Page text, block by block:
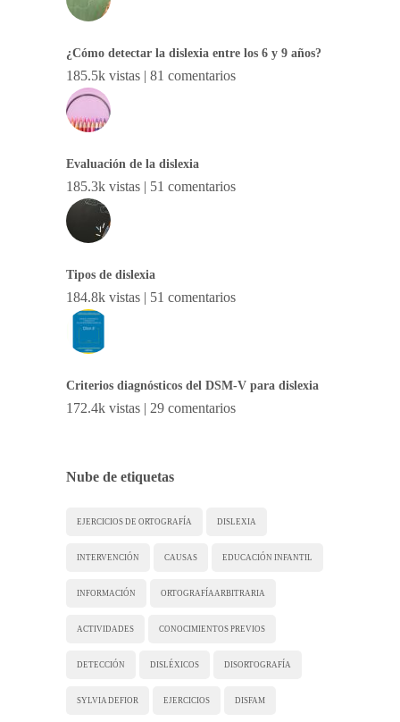
¿Cómo detectar la dislexia entre los 6 y 9 años?
185.5k vistas | 81 comentarios
Evaluación de la dislexia
185.3k vistas | 51 comentarios
Tipos de dislexia
184.8k vistas | 51 comentarios
Criterios diagnósticos del DSM-V para dislexia
172.4k vistas | 29 comentarios
Nube de etiquetas
EJERCICIOS DE ORTOGRAFÍA DISLEXIA
INTERVENCIÓN CAUSAS EDUCACIÓN INFANTIL
INFORMACIÓN ORTOGRAFÍA ARBITRARIA
ACTIVIDADES CONOCIMIENTOS PREVIOS
DETECCIÓN DISLÉXICOS DISORTOGRAFÍA
SYLVIA DEFIOR EJERCICIOS DISFAM